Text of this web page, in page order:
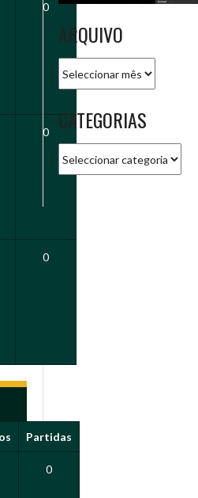
0
0
0
Partidas
0
ARQUIVO
CATEGORIAS